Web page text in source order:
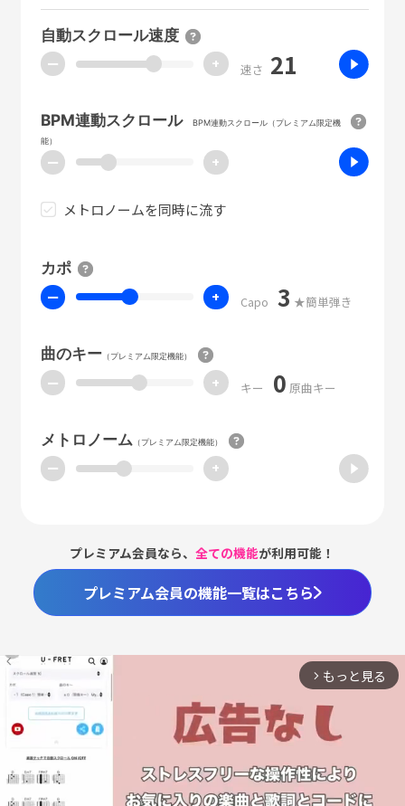
自動スクロール速度
ー + 速さ 21
BPM連動スクロール
BPM連動スクロール（プレミアム限定機
能）
ー +
メトロノームを同時に流す
カポ
ー + Capo 3 ★簡単弾き
曲のキー（プレミアム限定機能）
ー + キー 0 原曲キー
メトロノーム （プレミアム限定機能）
ー +
プレミアム会員なら、全ての機能が利用可能！
プレミアム会員の機能一覧はこちら
arrow_forward_ios もっと見る